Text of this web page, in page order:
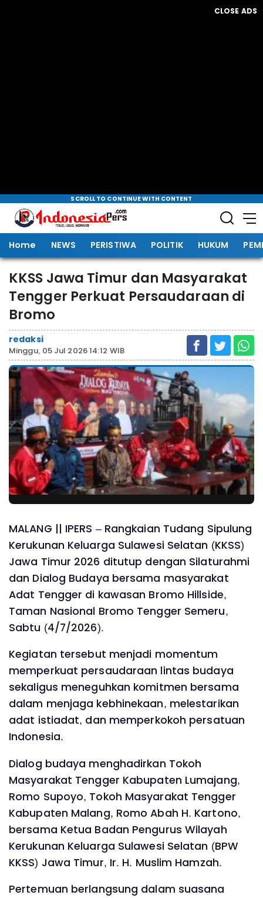
CLOSE ADS
SCROLL TO CONTINUE WITH CONTENT
Home NEWS PERISTIWA POLITIK HUKUM
KKSS Jawa Timur dan Masyarakat
Tengger Perkuat Persaudaraan di
Bromo
redaksi
Minggu, 05 Jul 2026 14:12 WIB
MALANG || IPERS – Rangkaian Tudang Sipulung
Kerukunan Keluarga Sulawesi Selatan (KKSS)
Jawa Timur 2026 ditutup dengan Silaturahmi
dan Dialog Budaya bersama masyarakat
Adat Tengger di kawasan Bromo Hillside,
Taman Nasional Bromo Tengger Semeru,
Sabtu (4/7/2026).
Kegiatan tersebut menjadi momentum
memperkuat persaudaraan lintas budaya
sekaligus meneguhkan komitmen bersama
dalam menjaga kebhinekaan, melestarikan
adat istiadat, dan memperkokoh persatuan
Indonesia.
Dialog budaya menghadirkan Tokoh
Masyarakat Tengger Kabupaten Lumajang,
Romo Supoyo, Tokoh Masyarakat Tengger
Kabupaten Malang, Romo Abah H. Kartono,
bersama Ketua Badan Pengurus Wilayah
Kerukunan Keluarga Sulawesi Selatan (BPW
KKSS) Jawa Timur, Ir. H. Muslim Hamzah.
Pertemuan berlangsung dalam suasana